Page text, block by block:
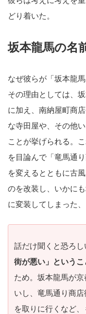
どり着いた。
坂本龍馬の名
なぜ彼らが「坂本龍
その理由としては、
に加え、南納屋町商
な寺田屋や、その他
ことが挙げられる。
を目論んで「竜馬通
を変えるとともに古
のを改装し、いかに
に変装してしまった、
話だけ聞くと恐ろし
街が悪い」という
ため。坂本龍馬が
いし、竜馬通り商
を取りに行くなど、